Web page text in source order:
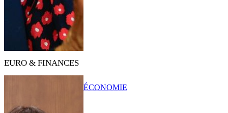
EURO & FINANCES
ÉCONOMIE